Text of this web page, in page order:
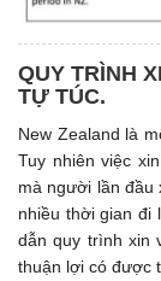
QUY TRÌNH
TỰ TÚC.
New Zealand là
Tuy nhiên việc
mà người lần đầu
nhiều thời gian đi
dẫn quy trình xin
thuận lợi có được